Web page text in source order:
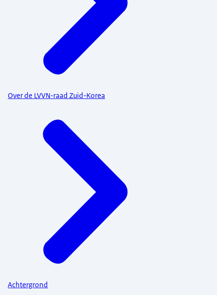
Over de LVVN-raad Zuid-Korea
Achtergrond